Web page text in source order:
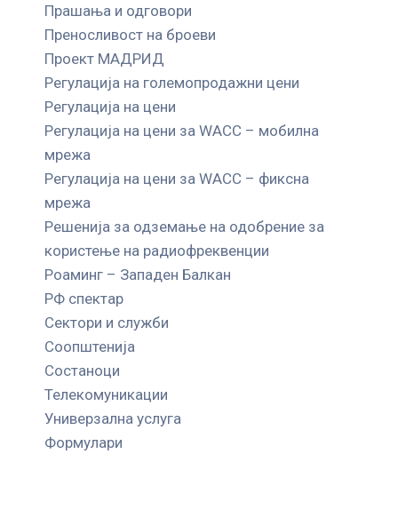
Прашања и одговори
Преносливост на броеви
Проект МАДРИД
Регулација на големопродажни цени
Регулација на цени
Регулација на цени за WACC – мобилна
мрежа
Регулација на цени за WACC – фиксна
мрежа
Решенија за одземање на одобрение за
користење на радиофреквенции
Роаминг – Западен Балкан
РФ спектар
Сектори и служби
Соопштенија
Состаноци
Телекомуникации
Универзална услуга
Формулари